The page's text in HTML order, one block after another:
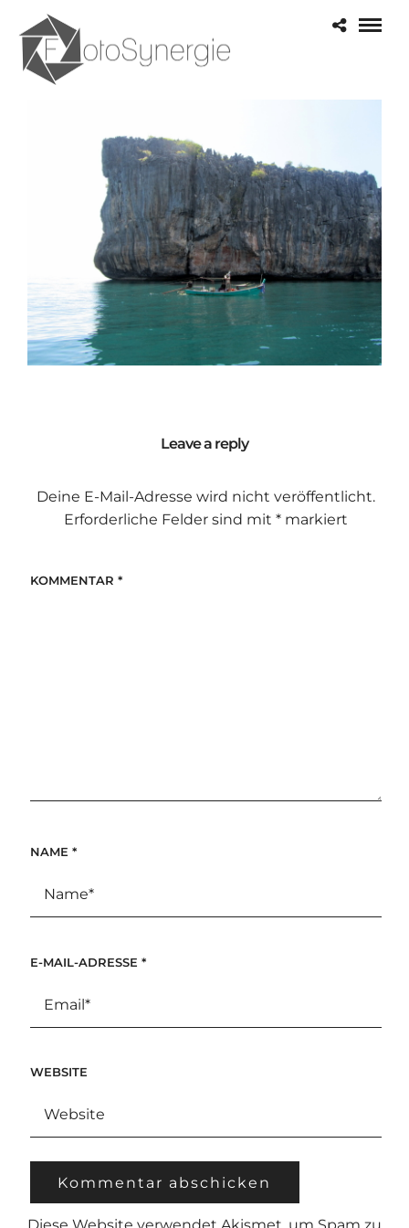
Leave a reply
Deine E-Mail-Adresse wird nicht veröffentlicht.
Erforderliche Felder sind mit *markiert
KOMMENTAR *
NAME *
E-MAIL-ADRESSE *
WEBSITE